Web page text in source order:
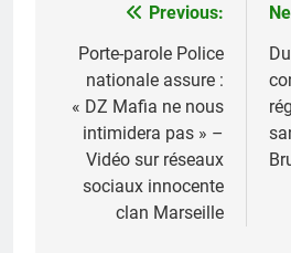
Navigation
de
l’article
Previous:
Porte-parole Police
nationale assure :
« DZ Mafia ne nous
intimidera pas » –
Vidéo sur réseaux
sociaux innocente
clan Marseille